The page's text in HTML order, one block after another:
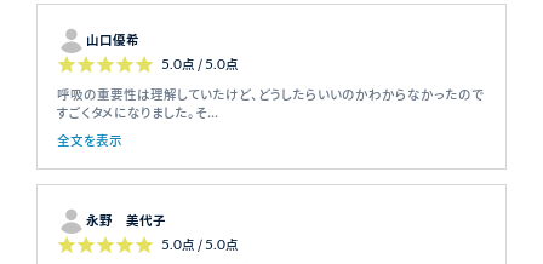
山口優希
5.0点 /5.0点
呼吸の重要性は理解していたけど、どうしたらいいのかわからなかったので
すごくタメになりました。そ...
全文を表示
永野 美代子
5.0点 /5.0点